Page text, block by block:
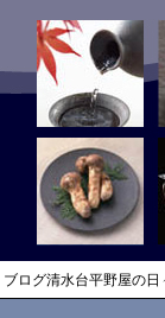
ブログ清水台平野屋の日